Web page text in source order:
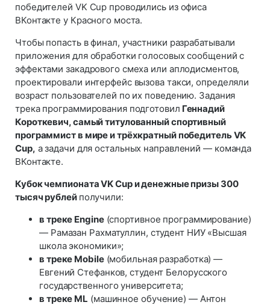
победителей VK Cup проводились из офиса
ВКонтакте у Красного моста.
Чтобы попасть в финал, участники разрабатывали
приложения для обработки голосовых сообщений с
эффектами закадрового смеха или аплодисментов,
проектировали интерфейс вызова такси, определяли
возраст пользователей по их поведению. Задания
трека программирования подготовил Геннадий
Короткевич, самый титулованный спортивный
программист в мире и трёхкратный победитель VK
Cup, а задачи для остальных направлений — команда
ВКонтакте.
Кубок чемпионата VK Cup и денежные призы 300
тысяч рублей получили:
в треке Engine(спортивное программирование)
— Рамазан Рахматуллин, студент НИУ «‎Высшая
школа экономики»;
в треке Mobile(мобильная разработка) —
Евгений Стефанков, студент Белорусского
государственного университета;
в треке ML (машинное обучение) — Антон